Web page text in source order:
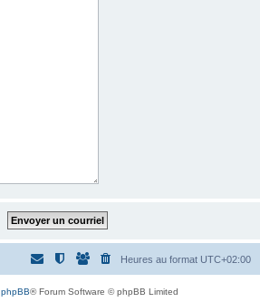
Heures au format UTC+02:00
phpBB® Forum Software © phpBB Limited